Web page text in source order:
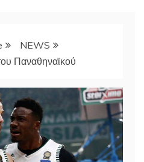
NEWS
Παναθηναϊκού